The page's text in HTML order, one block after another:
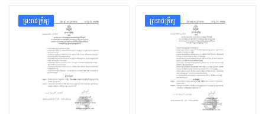
ព្រះរាជក្រឹត្យ ព្រះរាជក្រឹត្យ